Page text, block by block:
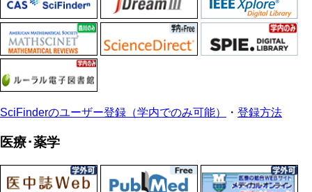
SciFinderのユーザー登録（学内でのみ可能） ・ 登録方法
医療･薬学